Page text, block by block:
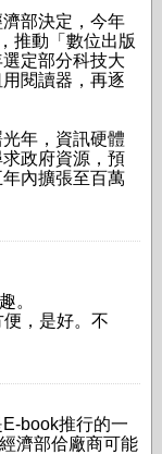
部決定，今年
推動「數位出版
定部分科技大
閱讀器，再逐
年，資訊硬體
政府資源，預
內擴張至百萬
。
，是好。不
book推行的一
濟部佮廠商可能